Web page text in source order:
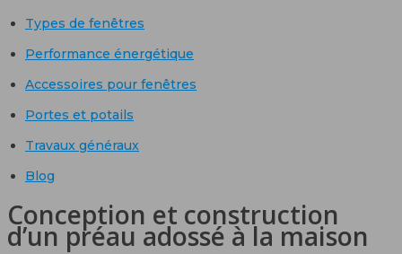
Types de fenêtres
Performance énergétique
Accessoires pour fenêtres
Portes et potails
Travaux généraux
Blog
Conception et construction
d’un préau adossé à la maison